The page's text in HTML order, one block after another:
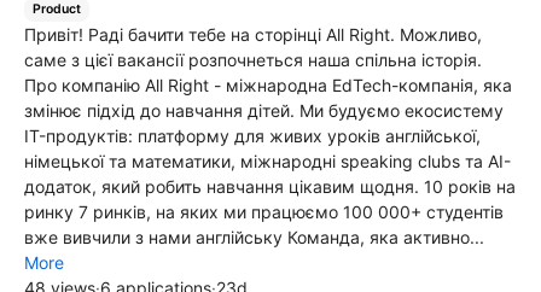
Product
Привіт! Раді бачити тебе на сторінці All Right. Можливо,
саме з цієї вакансії розпочнеться наша спільна історія.
Про компанію All Right - міжнародна EdTech-компанія, яка
змінює підхід до навчання дітей. Ми будуємо екосистему
IT-продуктів: платформу для живих уроків англійської,
німецької та математики, міжнародні speaking clubs та AI-
додаток, який робить навчання цікавим щодня. 10 років на
ринку 7 ринків, на яких ми працюємо 100 000+ студентів
вже вивчили з нами англійську Команда, яка активно...
More
48 views·6 applications·23d